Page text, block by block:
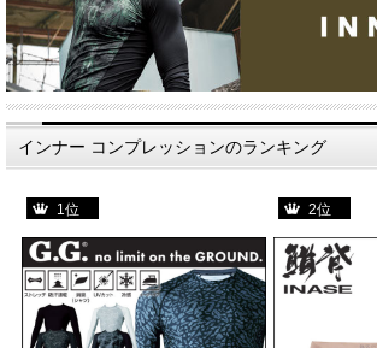
インナー コンプレッションのランキング
1位 2位